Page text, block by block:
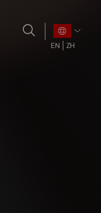
EN ZH